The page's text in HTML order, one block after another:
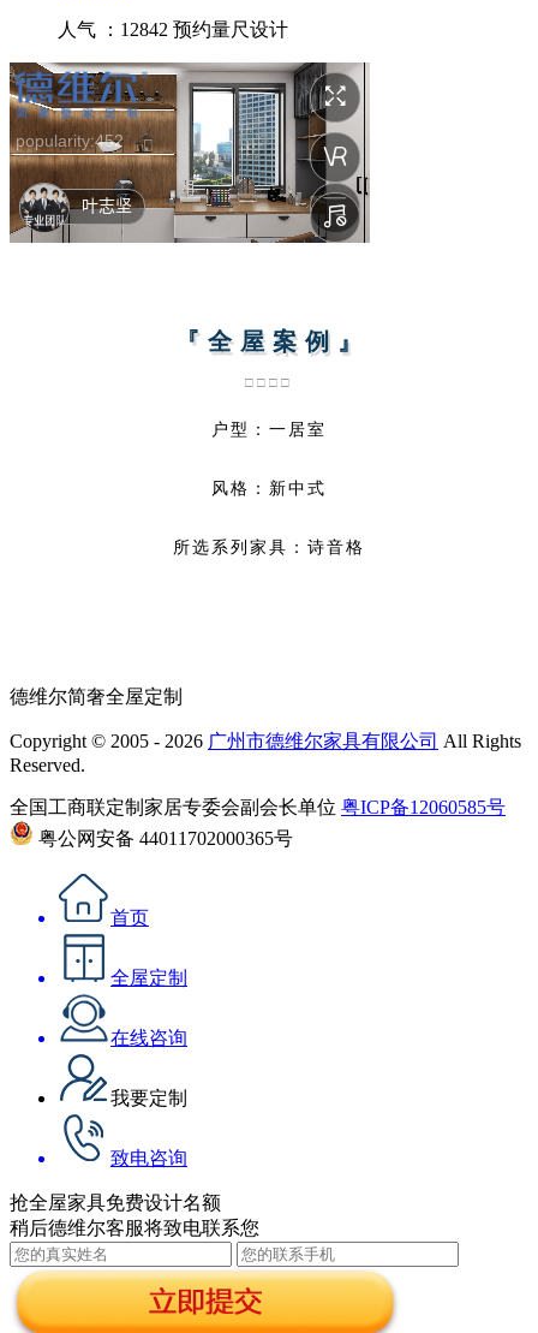
人气 ：12842 预约量尺设计
『 全 屋 案 例 』
□□□□
户型：一居室
风格：新中式
所选系列家具：诗音格
德维尔简奢全屋定制
Copyright © 2005 - 2026 广州市德维尔家具有限公司 All Rights
Reserved.
全国工商联定制家居专委会副会长单位 粤ICP备12060585号
粤公网安备 44011702000365号
首页
全屋定制
在线咨询
我要定制
致电咨询
抢全屋家具免费设计名额
稍后德维尔客服将致电联系您